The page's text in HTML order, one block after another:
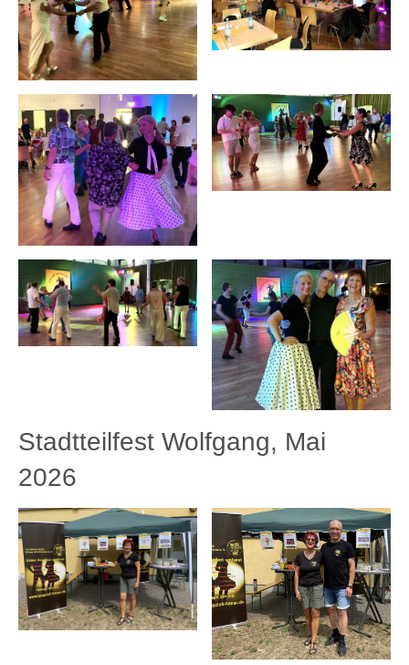
Stadtteilfest Wolfgang, Mai
2026